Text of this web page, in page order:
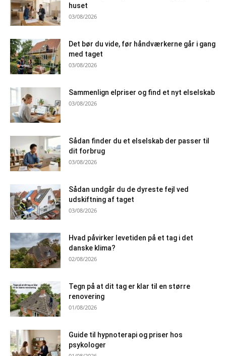
huset
03/08/2026
Det bør du vide, før håndværkerne går i gang
med taget
03/08/2026
Sammenlign elpriser og find et nyt elselskab
03/08/2026
Sådan finder du et elselskab der passer til
dit forbrug
03/08/2026
Sådan undgår du de dyreste fejl ved
udskiftning af taget
03/08/2026
Hvad påvirker levetiden på et tag i det
danske klima?
02/08/2026
Tegn på at dit tag er klar til en større
renovering
01/08/2026
Guide til hypnoterapi og priser hos
psykologer